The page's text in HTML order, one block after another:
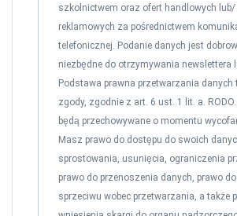
szkolnictwem oraz ofert handlowych lub/
reklamowych za pośrednictwem
telefonicznej. Podanie danych jest
niezbędne do otrzymywania newslettera
Podstawa prawna przetwarzania danych
zgody, zgodnie z art. 6 ust. 1 lit. a.
będą przechowywane o momentu
Masz prawo do dostępu do swoich
sprostowania, usunięcia, ograniczenia
prawo do przenoszenia danych, prawo
sprzeciwu wobec przetwarzania, a także